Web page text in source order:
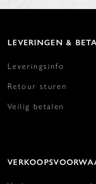
LEVERINGEN &
Leveringsinfo
Retour sturen
Veilig betalen